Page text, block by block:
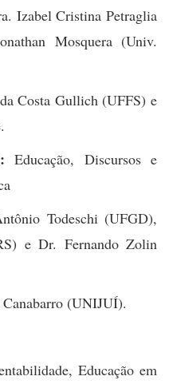
Izabel Cristina Petraglia
Mosquera (Univ.
Costa Gullich (UFFS) e
Educação, Discursos e
Todeschi (UFGD),
e Dr. Fernando Zolin
(UNIJUÍ).
Educação em